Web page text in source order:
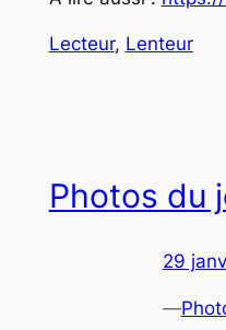
Lecteur, Lenteur
Photos du
29
—